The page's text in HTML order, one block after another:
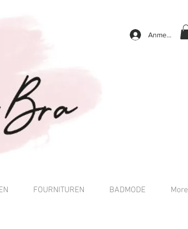
Anmelden
FOURNITUREN BADMODE More